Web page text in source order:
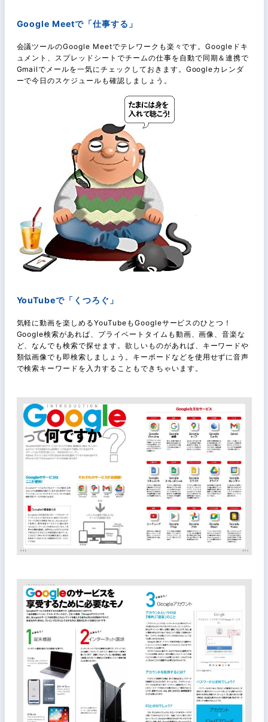
Google Meetで「仕事する」
会議ツールのGoogle Meetでテレワークも楽々です。Googleドキ
ュメント、スプレッドシートでチームの仕事を自動で同期＆連携で
Gmailでメールを一気にチェックしておきます。Googleカレンダ
ーで今日のスケジュールも確認しましょう。
YouTubeで「くつろぐ」
気軽に動画を楽しめるYouTubeもGoogleサービスのひとつ！
Google検索があれば、プライベートタイムも動画、画像、音楽な
ど、なんでも検索で探せます。欲しいものがあれば、キーワードや
類似画像でも即検索しましょう。キーボードなどを使用せずに音声
で検索キーワードを入力することもできちゃいます。